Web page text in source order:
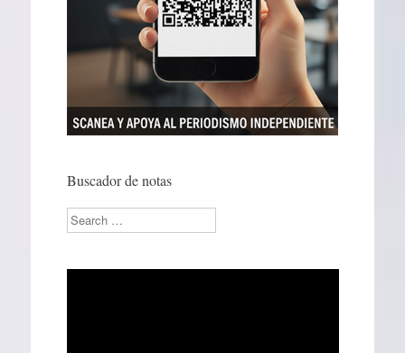
Buscador de notas
Search